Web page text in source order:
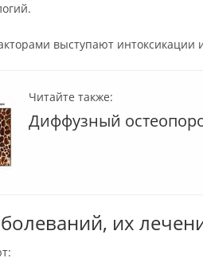
выступают интоксикации
Читайте также:
Диффузный
их